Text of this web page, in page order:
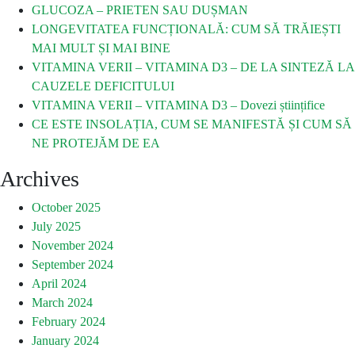
GLUCOZA – PRIETEN SAU DUȘMAN
LONGEVITATEA FUNCȚIONALĂ: CUM SĂ TRĂIEȘTI
MAI MULT ȘI MAI BINE
VITAMINA VERII – VITAMINA D3 – DE LA SINTEZĂ LA
CAUZELE DEFICITULUI
VITAMINA VERII – VITAMINA D3 – Dovezi științifice
CE ESTE INSOLAȚIA, CUM SE MANIFESTĂ ȘI CUM SĂ
NE PROTEJĂM DE EA
Archives
October 2025
July 2025
November 2024
September 2024
April 2024
March 2024
February 2024
January 2024